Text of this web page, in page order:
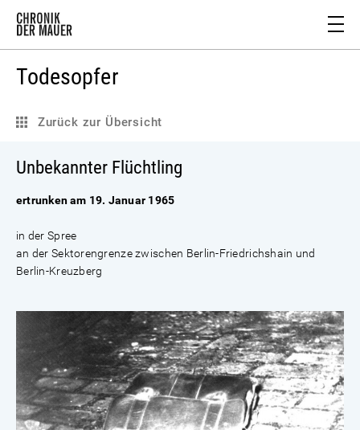
Todesopfer
Zurück zur Übersicht
Unbekannter Flüchtling
ertrunken am 19. Januar 1965
in der Spree
an der Sektorengrenze zwischen Berlin-Friedrichshain und
Berlin-Kreuzberg